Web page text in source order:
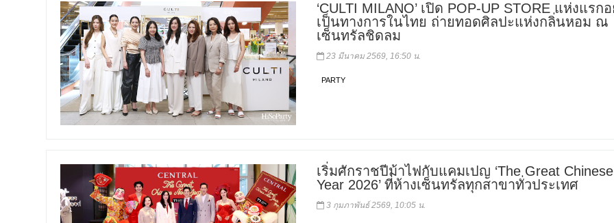
‘CULTI MILANO’ เปิด POP-UP STORE แห่งแรก
เป็นทางการในไทย ถ่ายทอดศิลปะแห่งกลิ่นหอม ณ
เซ็นทรัลชิดลม
23 มีนาคม 2569, 16:50 น.
PARTY
เริ่มศักราชปีม้าไฟกับแคมเปญ ‘The Great
Year 2026’ ที่ห้างเซ็นทรัลทุกสาขาทั่วประเทศ
3 กุมภาพันธ์ 2569, 10:05 น.